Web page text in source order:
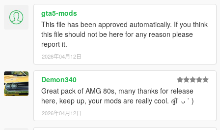
gta5-mods
This file has been approved automatically. If you think
this file should not be here for any reason please
report it.
2026年04月12日
Demon340
Great pack of AMG 80s, many thanks for release
here, keep up, your mods are really cool. ദ്ദി˙ ᴗ ˙ )
2026年04月12日